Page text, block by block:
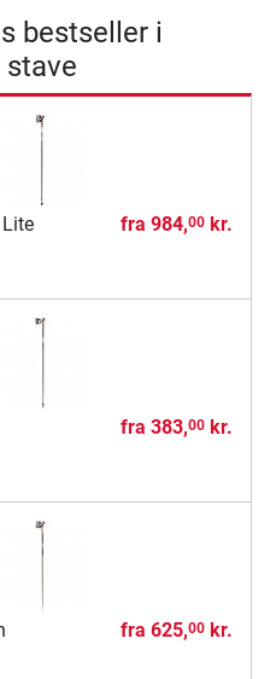
bestseller i
stave
fra 984,00kr.
fra 383,00kr.
fra 625,00kr.